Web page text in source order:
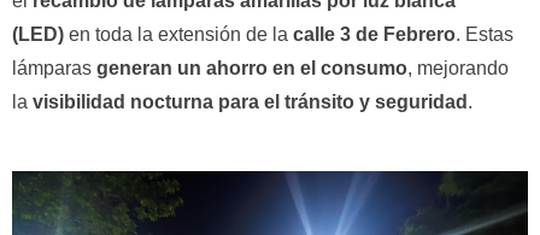
(LED) en toda la extensión de la calle 3 de Febrero. Estas
lámparas generan un ahorro en el consumo, mejorando
la visibilidad nocturna para el tránsito y seguridad .